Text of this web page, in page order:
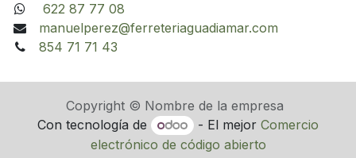
622 87 77 08
manuelperez@ferreteriaguadiamar.com
854 71 71 43
Copyright © Nombre de la empresa
Con tecnología de
- El mejorComercio
electrónico de código abierto